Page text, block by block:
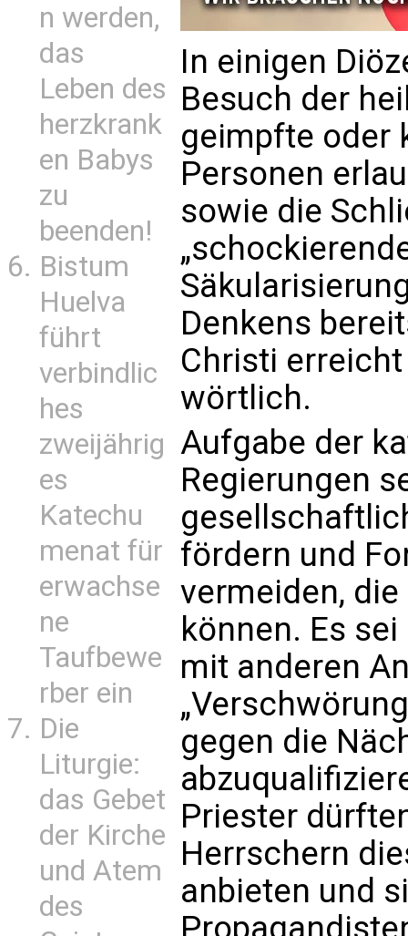
n werden,
das
Leben des
herzkrank
en Babys
zu
beenden!
Bistum
Huelva
führt
verbindlic
hes
zweijährig
es
Katechu
menat für
erwachse
ne
Taufbewe
rber ein
Die
Liturgie:
das Gebet
der Kirche
und Atem
des
In einigen
Besuch der
geimpfte oder
Personen
sowie die
Denkens
Christi
wörtlich.
Aufgabe der
Regierungen
fördern und
vermeiden,
können. Es
mit anderen
gegen die
Priester
Herrschern
anbieten und